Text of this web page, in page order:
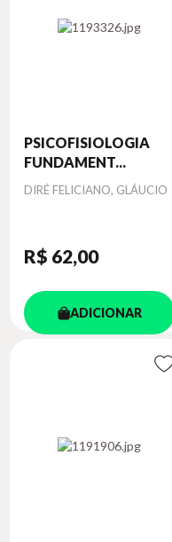
PSICOFISIOLOGIA
FUNDAMENT...
Autor
DIRÉ FELICIANO, GLÁUCIO
R$ 62,00
ADICIONAR